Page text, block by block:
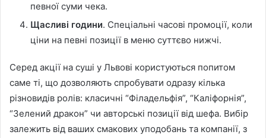
певної суми чека.
Щасливі години. Спеціальні часові промоції, коли
ціни на певні позиції в меню суттєво нижчі.
Серед акції на суші у Львові користуються попитом
саме ті, що дозволяють спробувати одразу кілька
різновидів ролів: класичні “Філадельфія”, “Каліфорнія”,
“Зелений дракон” чи авторські позиції від шефа. Вибір
залежить від ваших смакових уподобань та компанії, з